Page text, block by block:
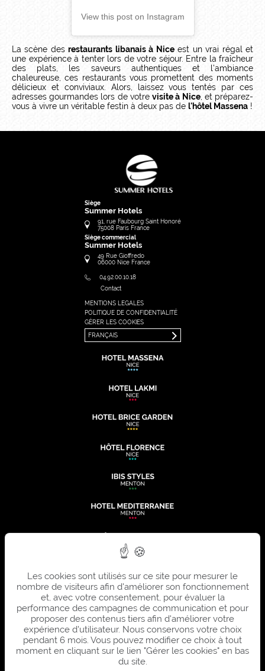
View this post on Instagram
La scène desrestaurants libanais à Niceest un vrai régal et
une expérience à tenter lors de votre séjour. Entre la fraîcheur
des plats, les saveurs authentiques et l'ambiance
chaleureuse, ces restaurants vous promettent des moments
délicieux et conviviaux. Alors, laissez vous tentés par ces
adresses gourmandes lors de votrevisite à Nice, et préparez-
vous à vivre un véritable festin à deux pas de l'hôtel Massena !
Siège
Summer Hotels
91, rue Faubourg Saint Honoré
75008 Paris France
Siège commercial
Summer Hotels
49 Rue Gioffredo
06000 Nice France
04.92.00.10.18
Contact
MENTIONS LEGALES
POLITIQUE DE CONFIDENTIALITÉ
GÉRER LES COOKIES
FRANÇAIS
FRANÇAIS
ENGLISH
Les cookies sont utilisés sur ce site pour mesurer le
nombre de visiteurs afin d'améliorer son fonctionnement
et, avec votre consentement, pour évaluer la
performance des campagnes de communication et pour
proposer des contenus tiers afin d'améliorer votre
expérience d'utilisateur. Nous conservons votre choix
pendant 6 mois. Vous pouvez modifier ce choix à tout
moment en cliquant sur le lien "Gérer les cookies" en bas
du site.